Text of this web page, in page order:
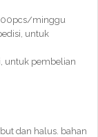
minggu
untuk
untuk pembelian
dan halus. bahan